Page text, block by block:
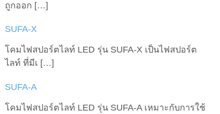
ถูกออก […]
SUFA-X
โคมไฟสปอร์ตไลท์ LED รุ่น SUFA-X เป็นไฟสปอร์ต
ไลท์ ที่มีเ […]
SUFA-A
โคมไฟสปอร์ตไลท์ LED รุ่น SUFA-A เหมาะกับการใช้